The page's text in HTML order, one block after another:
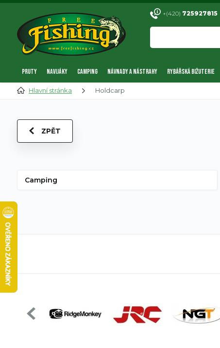
+(420) 725927815
PRUTY NAVIJÁKY CAMPING NÁVNADY A NÁSTRAHY RYBÁŘSKÁ BIŽUTERIE
Hlavní stránka Holdcarp
ZPĚT
Camping